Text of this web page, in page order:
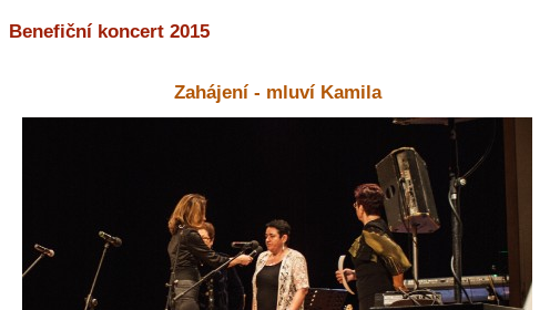
Benefiční koncert 2015
Zahájení - mluví Kamila